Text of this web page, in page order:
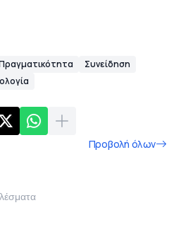
Συνείδηση
Προβολή όλων